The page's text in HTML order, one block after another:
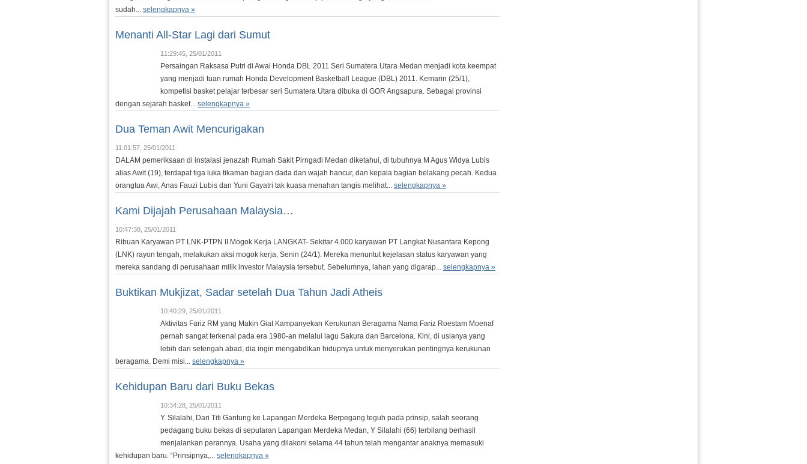
sudah... selengkapnya »
Menanti All-Star Lagi dari Sumut
11:29:45, 25/01/2011
Persaingan Raksasa Putri di Awal Honda DBL 2011 Seri Sumatera Utara Medan menjadi kota keempat
yang menjadi tuan rumah Honda Development Basketball League (DBL) 2011. Kemarin (25/1),
kompetisi basket pelajar terbesar seri Sumatera Utara dibuka di GOR Angsapura. Sebagai provinsi
dengan sejarah basket... selengkapnya »
Dua Teman Awit Mencurigakan
11:01:57, 25/01/2011
DALAM pemeriksaan di instalasi jenazah Rumah Sakit Pirngadi Medan diketahui, di tubuhnya M Agus Widya Lubis
alias Awit (19), terdapat tiga luka tikaman bagian dada dan wajah hancur, dan kepala bagian belakang pecah. Kedua
orangtua Awi, Anas Fauzi Lubis dan Yuni Gayatri tak kuasa menahan tangis melihat... selengkapnya »
Kami Dijajah Perusahaan Malaysia…
10:47:38, 25/01/2011
Ribuan Karyawan PT LNK-PTPN II Mogok Kerja LANGKAT- Sekitar 4.000 karyawan PT Langkat Nusantara Kepong
(LNK) rayon tengah, melakukan aksi mogok kerja, Senin (24/1). Mereka menuntut kejelasan status karyawan yang
mereka sandang di perusahaan milik investor Malaysia tersebut. Sebelumnya, lahan yang digarap... selengkapnya »
Buktikan Mukjizat, Sadar setelah Dua Tahun Jadi Atheis
10:40:29, 25/01/2011
Aktivitas Fariz RM yang Makin Giat Kampanyekan Kerukunan Beragama Nama Fariz Roestam Moenaf
pernah sangat terkenal pada era 1980-an melalui lagu Sakura dan Barcelona. Kini, di usianya yang
lebih dari setengah abad, dia ingin mengabdikan hidupnya untuk menyerukan pentingnya kerukunan
beragama. Demi misi... selengkapnya »
Kehidupan Baru dari Buku Bekas
10:34:28, 25/01/2011
Y. Silalahi, Dari Titi Gantung ke Lapangan Merdeka Berpegang teguh pada prinsip, salah seorang
pedagang buku bekas di seputaran Lapangan Merdeka Medan, Y Silalahi (66) terbilang berhasil
menjalankan perannya. Usaha yang dilakoni selama 44 tahun telah mengantar anaknya memasuki
kehidupan baru. “Prinsipnya,... selengkapnya »